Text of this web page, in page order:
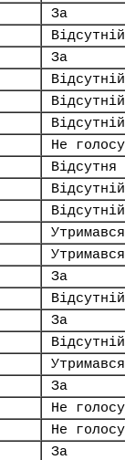
За
Відсутній
За
Відсутній
Відсутній
Відсутній
Не
Відсутня
Відсутній
Відсутній
Утримався
Утримався
За
Відсутній
За
Відсутній
Утримався
За
Не
Не
За